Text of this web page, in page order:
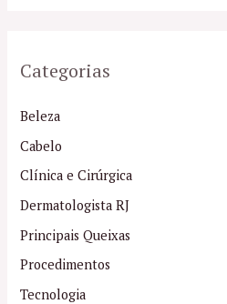
Categorias
Beleza
Cabelo
Clínica e Cirúrgica
Dermatologista RJ
Principais Queixas
Procedimentos
Tecnologia